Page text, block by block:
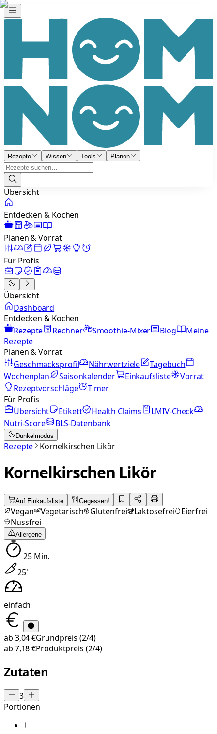
Rezepte Wissen Tools Planen
Übersicht
Entdecken & Kochen
Planen & Vorrat
Für Profis
Übersicht
Dashboard
Entdecken & Kochen
Rezepte
Rechner Smoothie-Mixer Blog
Meine
Rezepte
Planen & Vorrat
Geschmacksprofil
Nährwertziele
Tagebuch
Wochenplan
Saisonkalender Einkaufsliste
Vorrat
Rezeptvorschläge
Timer
Für Profis
Übersicht
Etikett Health Claims
LMIV-Check
Nutri-Score
BLS-Datenbank
Dunkelmodus
Rezepte Kornelkirschen Likör
Kornelkirschen Likör
Auf Einkaufsliste Gegessen!
Vegan Vegetarisch Glutenfrei Laktosefrei
Eierfrei
Nussfrei
Allergene
25Min.
25′
einfach
ab 3,04 €Grundpreis (2/4)
ab 7,18 €Produktpreis (2/4)
Zutaten
3
Portionen